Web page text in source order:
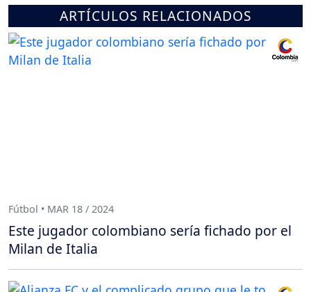
ARTÍCULOS RELACIONADOS
Fútbol • MAR 18 / 2024
Este jugador colombiano sería fichado por el
Milan de Italia